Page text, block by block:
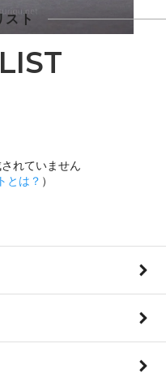
スト
れていません
とは？ ）